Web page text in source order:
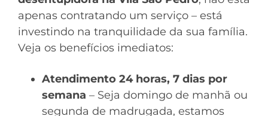
apenas contratando um serviço – está
investindo na tranquilidade da sua família.
Veja os benefícios imediatos:
Atendimento 24 horas, 7 dias por
semana – Seja domingo de manhã ou
segunda de madrugada, estamos